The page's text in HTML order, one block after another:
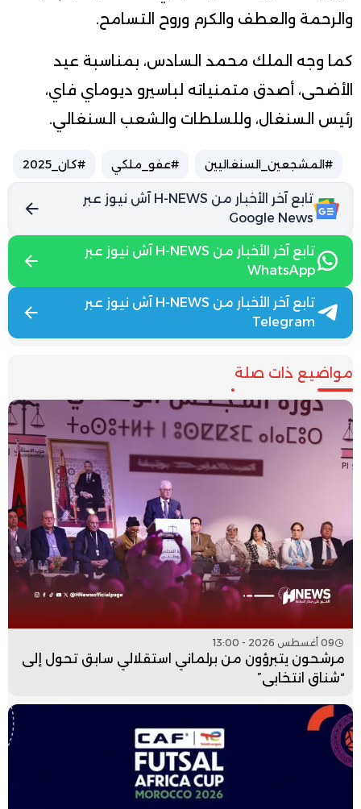
والرحمة والعطف والكرم وروح التسامح.
كما وجه الملك محمد السادس، بمناسبة عيد
الأضحى، أصدق متمنياته لباسيرو ديوماي فاي،
رئيس السنغال، وللسلطات والشعب السنغالي.
#المشجعين_السنغاليين #عفو_ملكي #كان_2025
تابع آخر الأخبار من H-NEWS آش نيوز عبر
Google News
تابع آخر الأخبار من H-NEWS آش نيوز عبر
WhatsApp
تابع آخر الأخبار من H-NEWS آش نيوز عبر
Telegram
مواضيع ذات صلة
09 أغسطس 2026 - 13:00
مرشحون يتبرؤون من برلماني استقلالي سابق تحول إلى
“شناق انتخابي”